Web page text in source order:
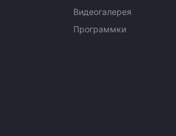
Видеогалерея
Программки